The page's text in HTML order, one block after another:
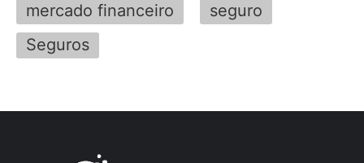
mercado financeiro
seguro
Seguros